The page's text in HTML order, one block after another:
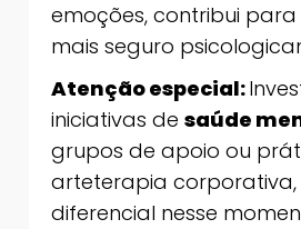
emoções, contribui
mais seguro
Atenção especial:
iniciativas desaúde
grupos de apoio ou
arteterapia corporativa,
diferencial nesse